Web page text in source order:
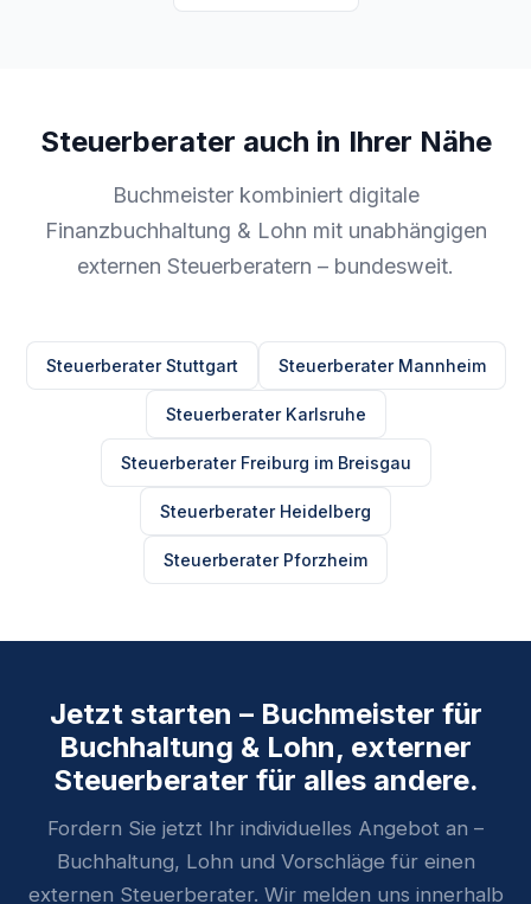
Steuerberater auch in Ihrer Nähe
Buchmeister kombiniert digitale
Finanzbuchhaltung & Lohn mit unabhängigen
externen Steuerberatern – bundesweit.
Steuerberater Stuttgart Steuerberater Mannheim
Steuerberater Karlsruhe
Steuerberater Freiburg im Breisgau
Steuerberater Heidelberg
Steuerberater Pforzheim
Jetzt starten – Buchmeister für
Buchhaltung & Lohn, externer
Steuerberater für alles andere.
Fordern Sie jetzt Ihr individuelles Angebot an –
Buchhaltung, Lohn und Vorschläge für einen
externen Steuerberater. Wir melden uns innerhalb